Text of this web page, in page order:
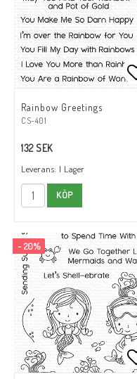
Rainbow Greetings
CS-401
132 SEK
Leverans: I Lager
KÖP
- 20%